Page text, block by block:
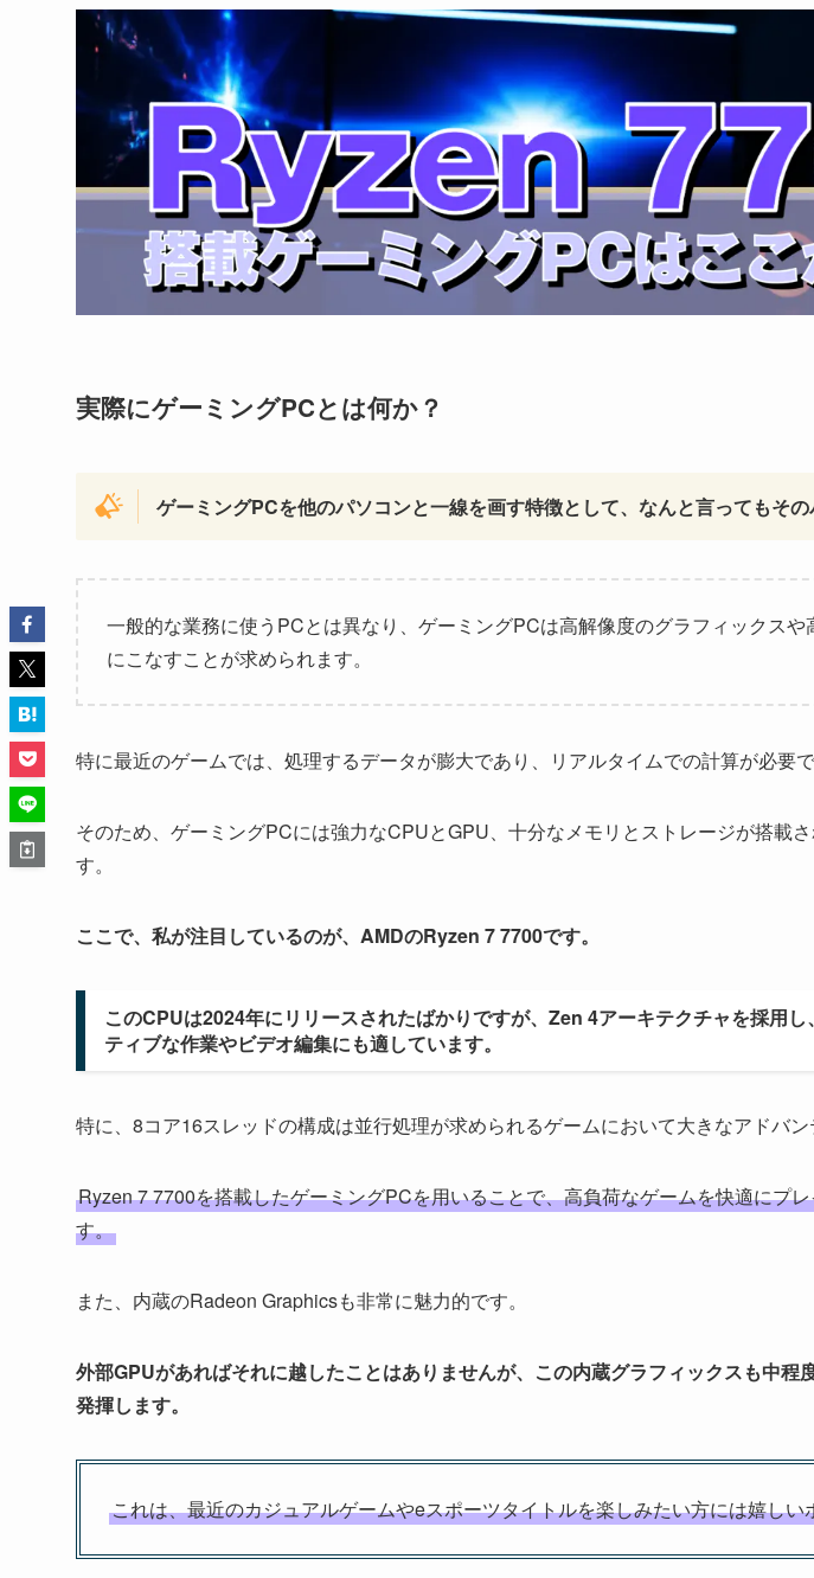
実際にゲーミングPCとは何か？
ゲーミングPCを他のパソコンと一線を画す特徴として、なんと言ってもその
一般的な業務に使うPCとは異なり、ゲーミングPCは高解像度のグラフィックス
にこなすことが求められます。
特に最近のゲームでは、処理するデータが膨大であり、リアルタイムでの計算が必要で
そのため、ゲーミングPCには強力なCPUとGPU、十分なメモリとストレージが搭載
す。
ここで、私が注目しているのが、AMDのRyzen 7 7700です。
このCPUは2024年にリリースされたばかりですが、Zen 4アーキテクチャを採用
ティブな作業やビデオ編集にも適しています。
特に、8コア16スレッドの構成は並行処理が求められるゲームにおいて大きなアドバン
Ryzen 7 7700を搭載したゲーミングPCを用いることで、高負荷なゲームを快適にプ
す。
また、内蔵のRadeon Graphicsも非常に魅力的です。
外部GPUがあればそれに越したことはありませんが、この内蔵グラフィックスも中程
発揮します。
これは、最近のカジュアルゲームやeスポーツタイトルを楽しみたい方には嬉しい